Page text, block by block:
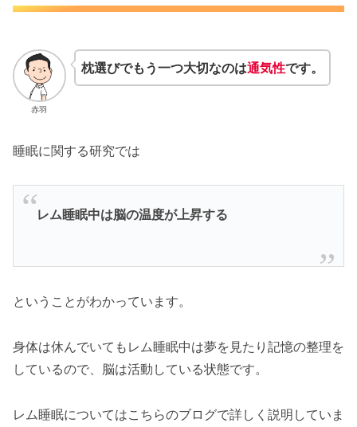
赤羽
枕選びでもう一つ大切なのは通気性です。
睡眠に関する研究では
レム睡眠中は脳の温度が上昇する
ということがわかっています。
身体は休んでいてもレム睡眠中は夢を見たり記憶の整理を
しているので、脳は活動している状態です。
レム睡眠についてはこちらのブログで詳しく説明していま